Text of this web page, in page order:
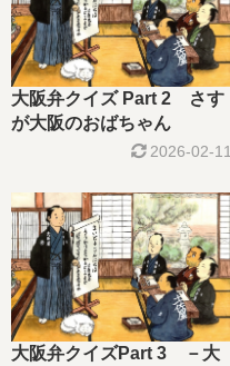
大阪弁クイズ Part 2 さす
が大阪のおばちゃん
2026-02-11
大阪弁クイズPart 3 －大